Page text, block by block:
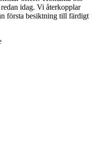
idag. Vi återkopplar
första besiktning till färdigt